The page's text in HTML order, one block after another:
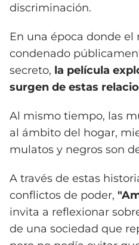
discriminación.
En una época donde el
condenado
secreto, la película
surgen de estas
Al mismo tiempo, las
al ámbito del hogar,
mulatos y negros son
A través de estas
conflictos de poder,
invita a reflexionar
de una sociedad que